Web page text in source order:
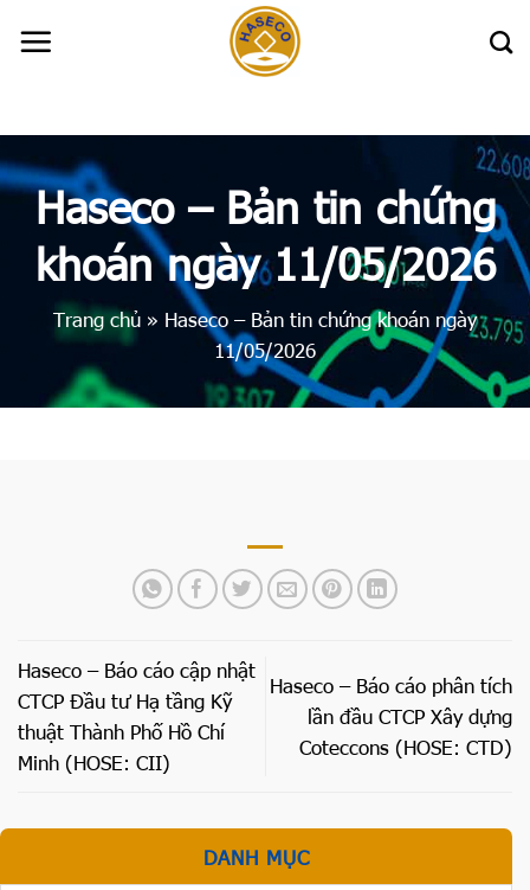
Haseco – Bản tin chứng
khoán ngày 11/05/2026
Trang chủ » Haseco – Bản tin chứng khoán ngày
11/05/2026
Haseco – Báo cáo cập nhật
CTCP Đầu tư Hạ tầng Kỹ
thuật Thành Phố Hồ Chí
Minh (HOSE: CII)
Haseco – Báo cáo phân tích
lần đầu CTCP Xây dựng
Coteccons (HOSE: CTD)
DANH MỤC